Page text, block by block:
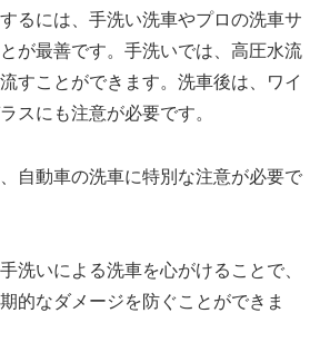
るには、手洗い洗車やプロの洗車サ
が最善です。手洗いでは、高圧水流
すことができます。洗車後は、ワイ
スにも注意が必要です。
自動車の洗車に特別な注意が必要で
洗いによる洗車を心がけることで、
的なダメージを防ぐことができま